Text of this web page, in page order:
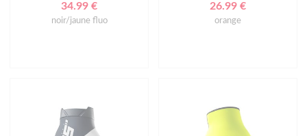
34.99 €
noir/jaune fluo
26.99 €
orange